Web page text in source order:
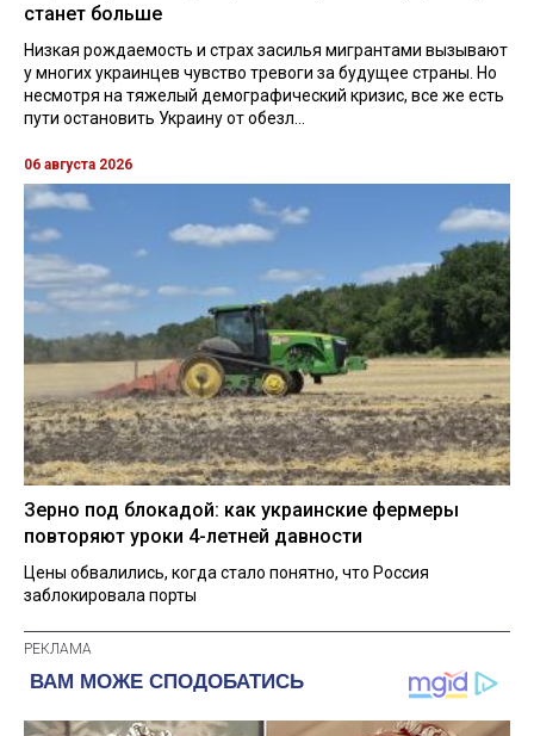
станет больше
Низкая рождаемость и страх засилья мигрантами вызывают
у многих украинцев чувство тревоги за будущее страны. Но
несмотря на тяжелый демографический кризис, все же есть
пути остановить Украину от обезл...
06 августа 2026
Зерно под блокадой: как украинские фермеры
повторяют уроки 4-летней давности
Цены обвалились, когда стало понятно, что Россия
заблокировала порты